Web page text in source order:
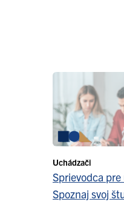
Uchádzači
Sprievodca
Spoznaj svoj